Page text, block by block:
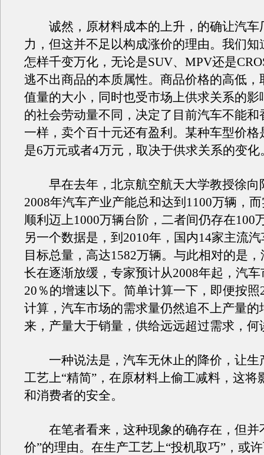
诚然，原材料成本的上升，的确让汽车
力，但这并不足以构成涨价的理由。我们知
怎样千变万化，无论是SUV、MPV还是
逃不出商品的本质属性。商品价格的高低，
值量的大小，同时也受市场上供求关系的影
的社会劳动量不同，决定了目前汽车不能和
一样，卖个百十元还有盈利。某种车型价格
是6万元或者4万元，取决于供求关系的变化
早在去年，北京航空航天大学教授徐向
2008年汽车产业产能总和达到1100万辆，
顺利迈上1000万辆台阶，二者间仍存在100
另一个数据是，到2010年，国内14家主流
目标总量，高达1582万辆。与此相对的是
长在逐渐放缓，专家预计从2008年起，汽
20％的增速以下。简单计算一下，即便按照
计算，汽车市场的需求量仍然追不上产量的
来，产量大于销量，供给远远超过需求，何
一种说法是，汽车无休止的降价，让生
工艺上“精简”，在原材料上偷工减料，这将
和消费者的安全。
在笔者看来，这种现象的确存在，但并
价”的理由。在生产工艺上“投机取巧”，或